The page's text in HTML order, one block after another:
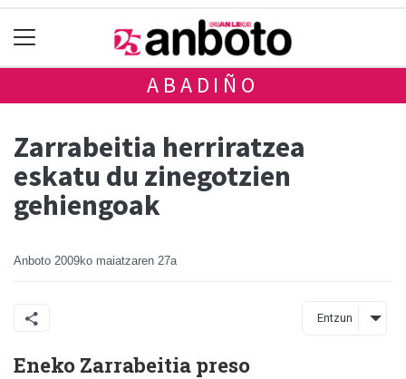
ABADIÑO
Zarrabeitia herriratzea
eskatu du zinegotzien
gehiengoak
Anboto 2009ko maiatzaren 27a
Entzun
Eneko Zarrabeitia preso